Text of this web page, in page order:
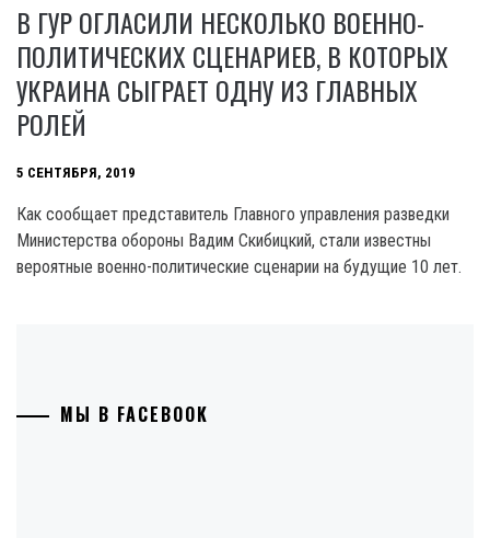
В ГУР ОГЛАСИЛИ НЕСКОЛЬКО ВОЕННО-
ПОЛИТИЧЕСКИХ СЦЕНАРИЕВ, В КОТОРЫХ
УКРАИНА СЫГРАЕТ ОДНУ ИЗ ГЛАВНЫХ
РОЛЕЙ
5 СЕНТЯБРЯ, 2019
Как сообщает представитель Главного управления разведки
Министерства обороны Вадим Скибицкий, стали известны
вероятные военно-политические сценарии на будущие 10 лет.
МЫ В FACEBOOK